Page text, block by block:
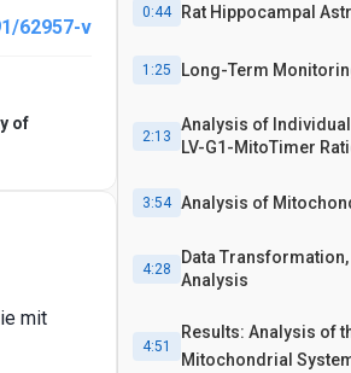
62957-v
of
mit
0:44 Rat Hippocampal
1:25 Long-Term
2:13
Analysis of
LV-G1-MitoTimer
3:54 Analysis of
4:28
Data
Analysis
4:51
Results: Analysis of
Mitochondrial